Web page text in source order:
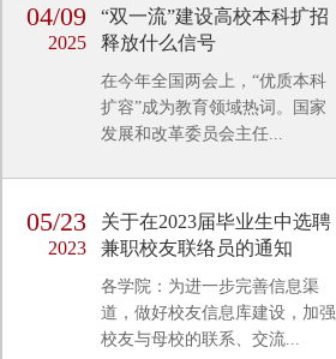
04/09
2025
“双一流”建设高校本科扩招
释放什么信号
在今年全国两会上，“优质本科
扩容”成为教育领域热词。国家
发展和改革委员会主任...
05/23
2023
关于在2023届毕业生中选聘
兼职校友联络员的通知
各学院：为进一步完善信息渠
道，做好校友信息库建设，加强
校友与母校的联系、交流...